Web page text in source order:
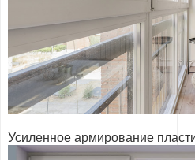
Усиленное армирование